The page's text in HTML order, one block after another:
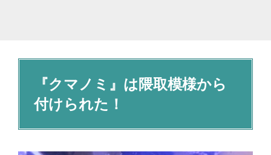
『クマノミ』は隈取模様から
付けられた！